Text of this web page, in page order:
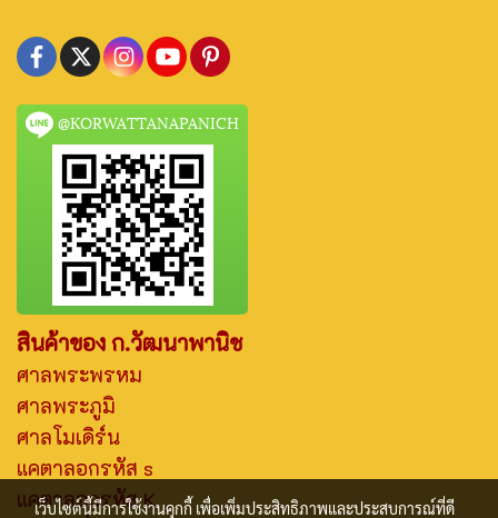
@KORWATTANAPANICH
สินค้าของ ก.วัฒนาพานิช
ศาลพระพรหม
ศาลพระภูมิ
ศาลโมเดิร์น
แคตาลอกรหัส s
แคตาลอกรหัส K
เว็บไซต์นี้มีการใช้งานคุกกี้ เพื่อเพิ่มประสิทธิภาพและประสบการณ์ที่ดี